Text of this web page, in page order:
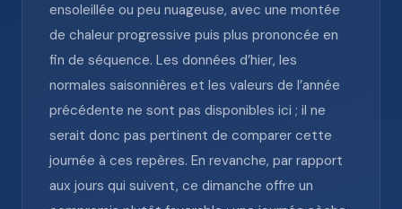
ensoleillée ou peu nuageuse, avec une montée
de chaleur progressive puis plus prononcée en
fin de séquence. Les données d’hier, les
normales saisonnières et les valeurs de l’année
précédente ne sont pas disponibles ici ; il ne
serait donc pas pertinent de comparer cette
journée à ces repères. En revanche, par rapport
aux jours qui suivent, ce dimanche offre un